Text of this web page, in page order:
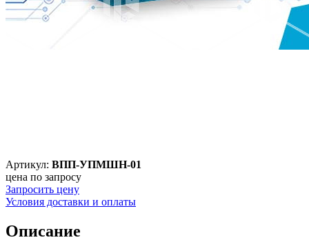
Артикул: ВПП-УПМШН-01
цена по запросу
Запросить цену
Условия доставки и оплаты
Описание